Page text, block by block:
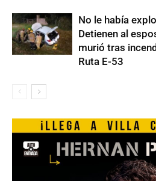
No le había
Detienen al
murió tras
Ruta E-53